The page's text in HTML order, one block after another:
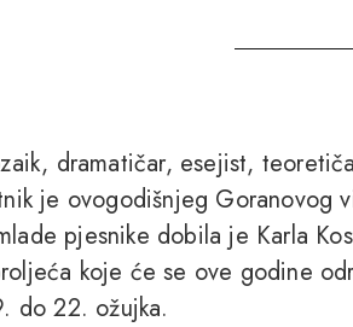
dramatičar, esejist,
je ovogodišnjeg Goranovog
pjesnike dobila je Karla
koje će se ove godine
do 22. ožujka.